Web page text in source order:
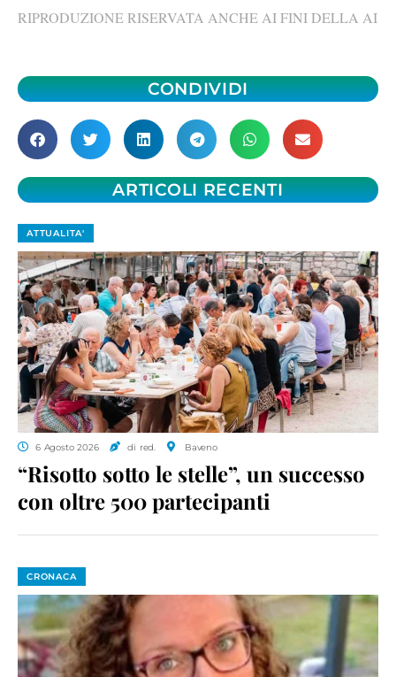
RIPRODUZIONE RISERVATA ANCHE AI FINI DELLA AI
CONDIVIDI
ARTICOLI RECENTI
ATTUALITA'
6 Agosto 2026 di red. Baveno
“Risotto sotto le stelle”, un successo
con oltre 500 partecipanti
CRONACA